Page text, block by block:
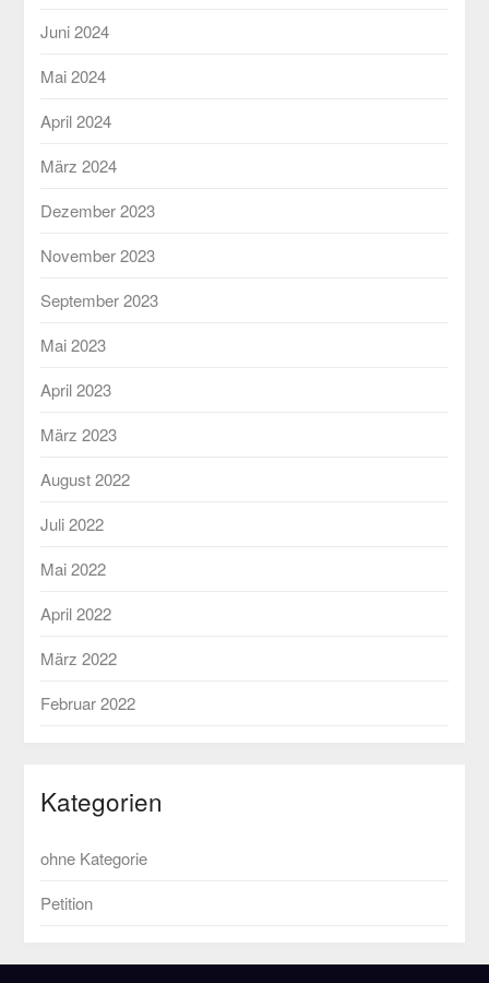
Juni 2024
Mai 2024
April 2024
März 2024
Dezember 2023
November 2023
September 2023
Mai 2023
April 2023
März 2023
August 2022
Juli 2022
Mai 2022
April 2022
März 2022
Februar 2022
Kategorien
ohne Kategorie
Petition